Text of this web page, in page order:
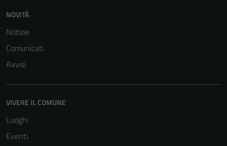
NOVITÀ
Notizie
Comunicati
Avvisi
VIVERE IL COMUNE
Luoghi
Eventi
funzionamento